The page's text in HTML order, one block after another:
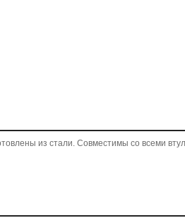
из стали. Совместимы со всеми